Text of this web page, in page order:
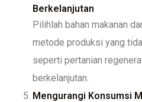
Berkelanjutan
Pilihlah bahan makanan
metode produksi yang
seperti pertanian
berkelanjutan.
Mengurangi Konsumsi